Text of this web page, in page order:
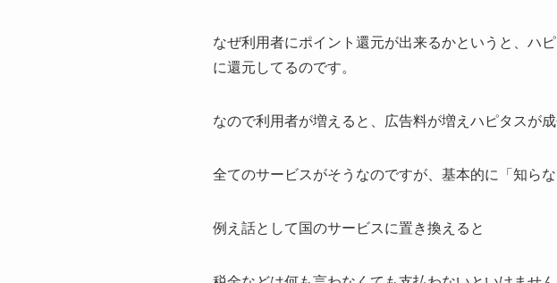
なぜ利用者にポイント還元が出来るかというと、ハ
に還元してるのです。
なので利用者が増えると、広告料が増えハピタスが
全てのサービスがそうなのですが、基本的に「知ら
例え話として国のサービスに置き換えると